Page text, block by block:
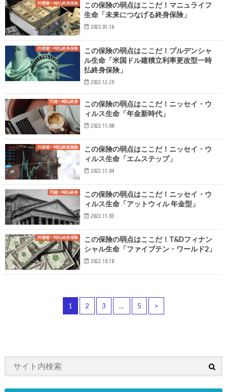
外貨建一時払終身保険
この保険の弱点はここだ！マニュライフ
生命「未来につなげる終身保険」
2023.01.16
外貨建一時払終身保険
この保険の弱点はここだ！プルデンシャ
ル生命「米国ドル建積立利率更改型一時
払終身保険」
2022.12.29
円建一時払終身
この保険の弱点はここだ！ニッセイ・ウ
ィルス生命「年金新時代」
2022.11.08
外貨建一時払終身保険
この保険の弱点はここだ！ニッセイ・ウ
ィルス生命「エムステップ」
2022.11.04
円建一時払終身
この保険の弱点はここだ！ニッセイ・ウ
ィルス生命「アットウィル 年金型」
2022.11.03
外貨建一時払終身保険
この保険の弱点はここだ！T&Dフィナン
シャル生命「ファイブテン・ワールド2」
2022.10.18
1 2 3 … 5 >